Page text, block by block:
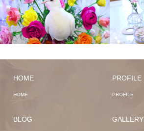
HOME
HOME
PROFILE
PROFILE
BLOG GALLERY